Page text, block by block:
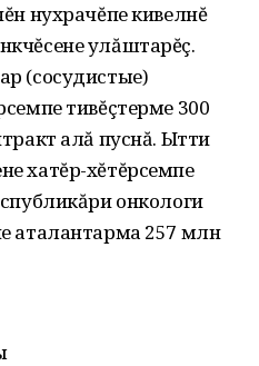
нухрачĕпе кивелнĕ
улăштарĕç.
(сосудистые)
тивĕçтерме 300
алă пуснă. Ытти
хатĕр-хĕтĕрсемпе
онкологи
аталантарма 257 млн